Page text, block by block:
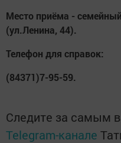
Место приёма -
(ул.Ленина, 44).
Телефон для справок:
(84371)7-95-59.
Следите за самым
Telegram-канале